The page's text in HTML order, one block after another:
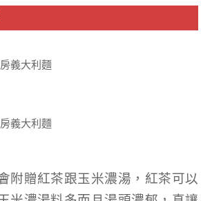
附贈紅茶跟玉米濃湯，紅茶可以